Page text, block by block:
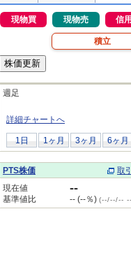
現物買 現物売 信
積立
週足
詳細チャートへ
1日 1ヶ月 3ヶ月 6ヶ月
PTS株価
取
現在値
--
基準値比 -- (--％) (--/--/--